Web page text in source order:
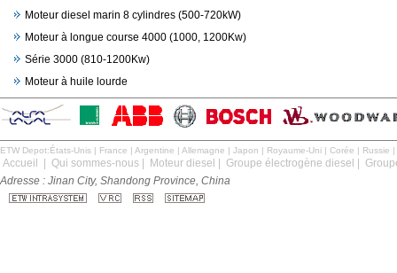
Moteur diesel marin 8 cylindres (500-720kW)
Moteur à longue course 4000 (1000, 1200Kw)
Série 3000 (810-1200Kw)
Moteur à huile lourde
ETW Depot:États-Unis | France | Argentine | Allemagne | Japon | Royaume-Uni | Corée | Russie |
Accueil Qui sommes-nous Moteur diesel Groupe électrogène diesel
Adresse : Jinan City, Shandong Province, China